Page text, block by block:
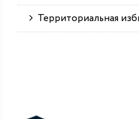
Территориальная